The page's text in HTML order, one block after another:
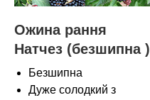
Ожина рання
Натчез (безшипна )
Безшипна
Дуже солодкий з